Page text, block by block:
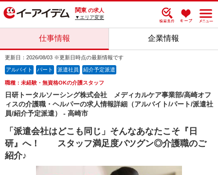
関東 の求人
▼エリア変更
仕事情報 企業情報
更新日：2026/08/03 ※更新日時点の最新情報です
アルバイト パート 派遣社員 紹介予定派遣
職種：未経験・無資格OKの介護スタッフ
日研トータルソーシング株式会社 メディカルケア事業部/高崎オフ
ィスの介護職・ヘルパーの求人情報詳細（アルバイト/パート/派遣社
員/紹介予定派遣） - 高崎市
「派遣会社はどこも同じ」そんなあなたこそ『日
研』へ！ スタッフ満足度バツグン◎介護職のご
紹介♪